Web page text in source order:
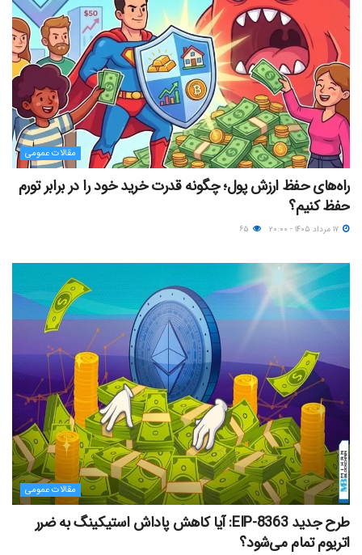
مقالات عمومی
راه‌های حفظ ارزش پول؛ چگونه قدرت خرید خود را در برابر تورم
حفظ کنیم؟
مقالات عمومی
طرح جدید EIP-8363: آیا کاهش پاداش استیکینگ به ضرر
اتریوم تمام می‌شود؟